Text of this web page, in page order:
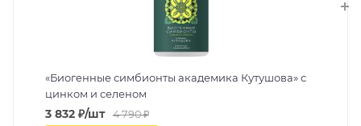
«Биогенные симбионты академика Кутушова» с
цинком и селеном
3 832₽/шт 4 790₽